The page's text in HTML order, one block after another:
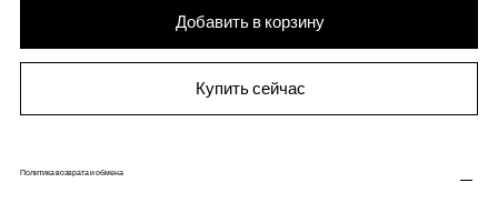
Добавить в корзину
Купить сейчас
Политика возврата и обмена